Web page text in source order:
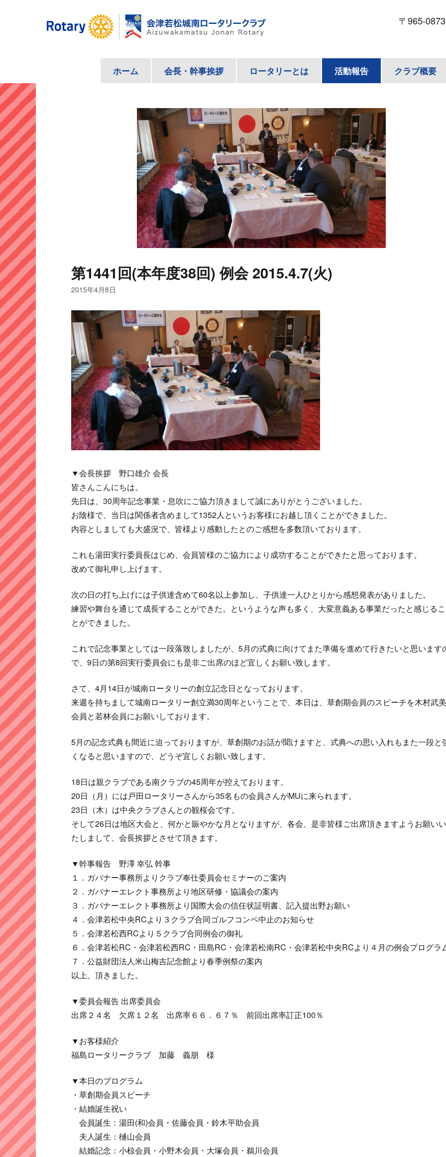
ス
キ
ッ
プ
〒965-
ホーム 会長・幹事挨拶 ロータリーとは 活動報告 クラブ概要
第1441回(本年度38回) 例会 2015.4.7(火)
2015年4月8日
▼会長挨拶 野口雄介 会長
皆さんこんにちは。
先日は、30周年記念事業・息吹にご協力頂きまして誠にありがとうございました。
お陰様で、当日は関係者含めまして1352人というお客様にお越し頂くことができました。
内容としましても大盛況で、皆様より感動したとのご感想を多数頂いております。
これも湯田実行委員長はじめ、会員皆様のご協力により成功することができたと思っております。
改めて御礼申し上げます。
次の日の打ち上げには子供達含めて60名以上参加し、子供達一人ひとりから感想発表がありました。
練習や舞台を通じて成長することができた。というような声も多く、大変意義ある事業だったと感じるこ
とができました。
これで記念事業としては一段落致しましたが、5月の式典に向けてまた準備を進めて行きたいと思います
で、9日の第8回実行委員会にも是非ご出席のほど宜しくお願い致します。
さて、4月14日が城南ロータリーの創立記念日となっております。
来週を持ちまして城南ロータリー創立満30周年ということで、本日は、草創期会員のスピーチを木村武美
会員と若林会員にお願いしております。
5月の記念式典も間近に迫っておりますが、草創期のお話が聞けますと、式典への思い入れもまた一段と
くなると思いますので、どうぞ宜しくお願い致します。
18日は親クラブである南クラブの45周年が控えております。
20日（月）には戸田ロータリーさんから35名もの会員さんがMUに来られます。
23日（木）は中央クラブさんとの観桜会です。
そして26日は地区大会と、何かと賑やかな月となりますが、各会、是非皆様ご出席頂きますようお願いい
たしまして、会長挨拶とさせて頂きます。
▼幹事報告 野澤 幸弘 幹事
１．ガバナー事務所よりクラブ奉仕委員会セミナーのご案内
２．ガバナーエレクト事務所より地区研修・協議会の案内
３．ガバナーエレクト事務所より国際大会の信任状証明書、記入提出野お願い
４．会津若松中央RCより３クラブ合同ゴルフコンペ中止のお知らせ
５．会津若松西RCより５クラブ合同例会の御礼
６．会津若松RC・会津若松西RC・田島RC・会津若松南RC・会津若松中央RCより４月の例会プログラ
７．公益財団法人米山梅吉記念館より春季例祭の案内
以上、頂きました。
▼委員会報告 出席委員会
出席２４名 欠席１２名 出席率６６．６７％ 前回出席率訂正100％
▼お客様紹介
福島ロータリークラブ 加藤 義朋 様
▼本日のプログラム
・草創期会員スピーチ
・結婚誕生祝い
会員誕生：湯田(和)会員・佐藤会員・鈴木平助会員
夫人誕生：樋山会員
結婚記念：小椋会員・小野木会員・大塚会員・鵜川会員